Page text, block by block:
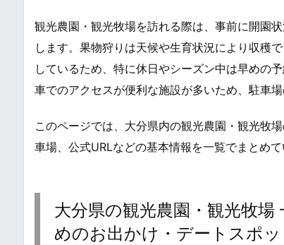
観光農園・観光牧場を訪れる際は、事前に開園
します。果物狩りは天候や生育状況により収穫
しているため、特に休日やシーズン中は早めの
車でのアクセスが便利な施設が多いため、駐車
このページでは、大分県内の観光農園・観光牧
車場、公式URLなどの基本情報を一覧でまとめ
大分県の観光農園・観光牧
めのお出かけ・デートスポ